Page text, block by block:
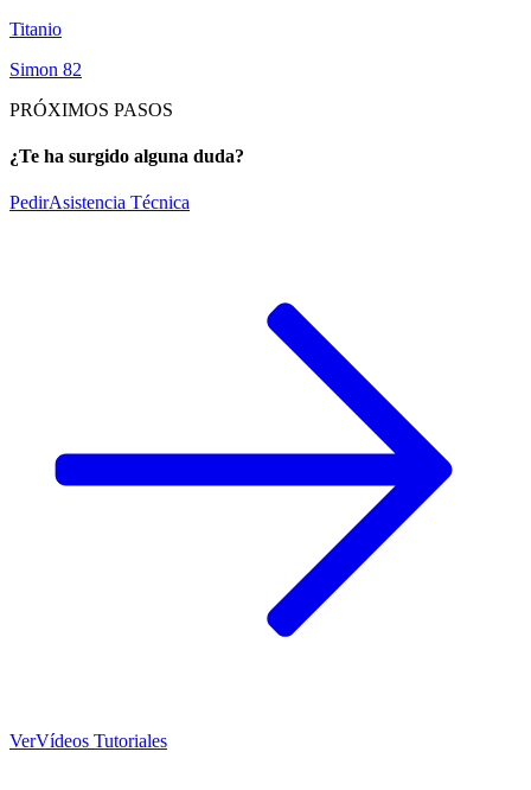
Titanio
Simon 82
PRÓXIMOS PASOS
¿Te ha surgido alguna duda?
PedirAsistencia Técnica
VerVídeos Tutoriales